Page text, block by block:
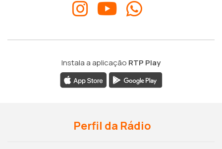
Instala a aplicação RTP Play
Perfil da Rádio